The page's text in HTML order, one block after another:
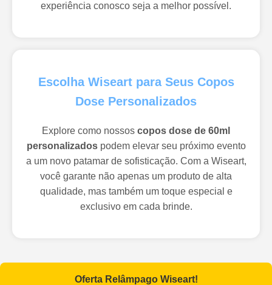
experiência conosco seja a melhor possível.
Escolha Wiseart para Seus Copos
Dose Personalizados
Explore como nossos copos dose de 60ml
personalizadospodem elevar seu próximo evento
a um novo patamar de sofisticação. Com a Wiseart,
você garante não apenas um produto de alta
qualidade, mas também um toque especial e
exclusivo em cada brinde.
Oferta Relâmpago Wiseart!